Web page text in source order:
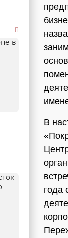
В
года